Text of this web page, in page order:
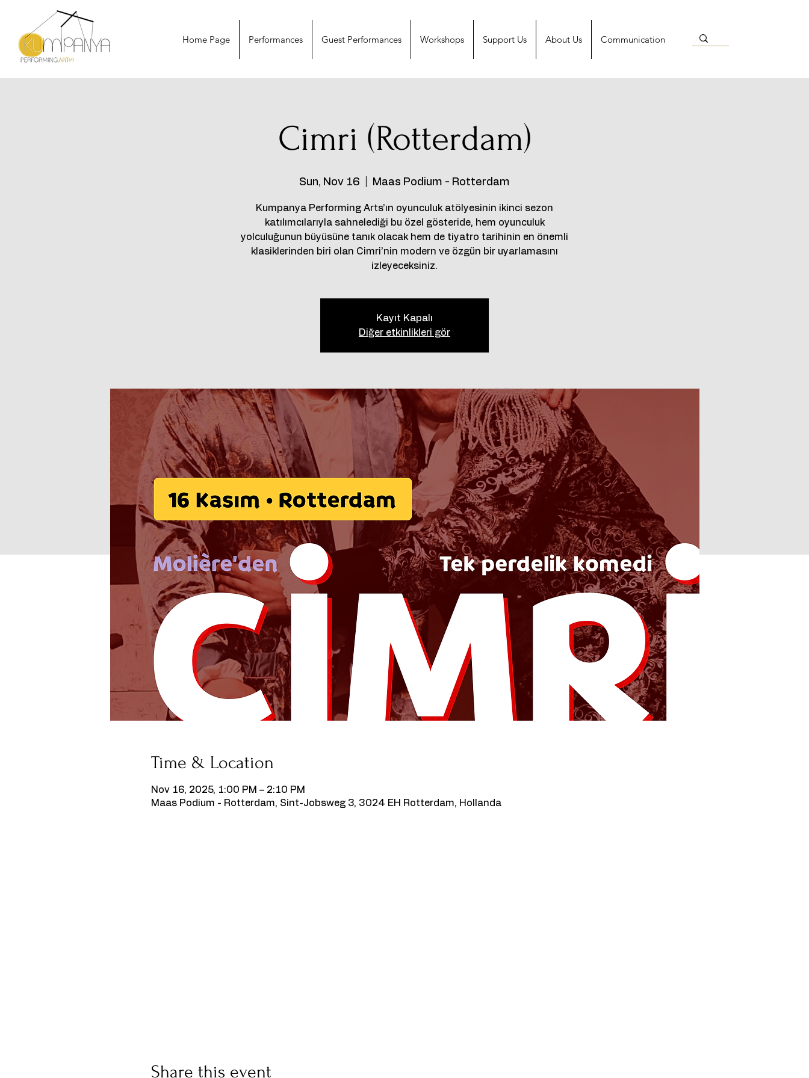
Home Page Performances Guest Performances Workshops Support Us About Us Communication
Cimri (Rotterdam)
Sun, Nov 16 Maas Podium - Rotterdam
Kumpanya Performing Arts’ın oyunculuk atölyesinin ikinci sezon
katılımcılarıyla sahnelediği bu özel gösteride, hem oyunculuk
yolculuğunun büyüsüne tanık olacak hem de tiyatro tarihinin en önemli
klasiklerinden biri olan Cimri’nin modern ve özgün bir uyarlamasını
izleyeceksiniz.
Kayıt Kapalı
Diğer etkinlikleri gör
Time & Location
Nov 16, 2025, 1:00 PM – 2:10 PM
Maas Podium - Rotterdam, Sint-Jobsweg 3, 3024 EH Rotterdam, Hollanda
Share this event